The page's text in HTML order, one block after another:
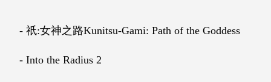
- 祇:女神之路Kunitsu-Gami: Path of the Goddess
- Into the Radius 2